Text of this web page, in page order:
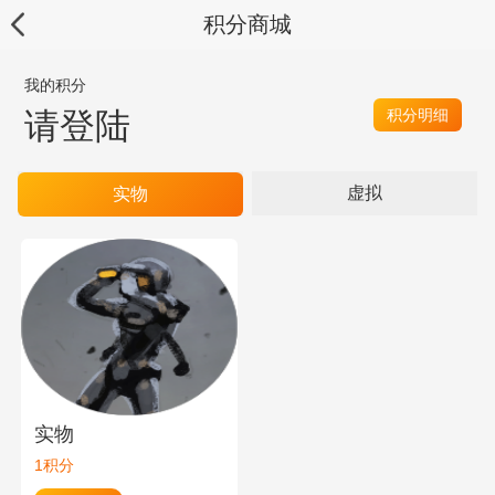
积分商城
我的积分
请登陆 积分明细
实物 虚拟
实物
1积分